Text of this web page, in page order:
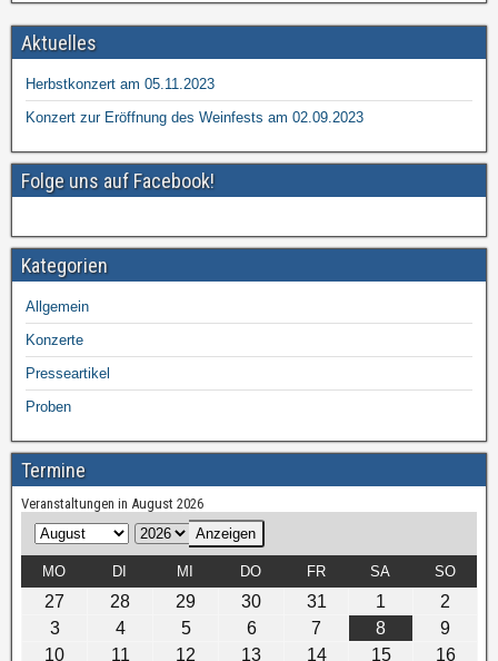
c
e
b
o
o
k
tt
er
e
n
Aktuelles
Herbstkonzert am 05.11.2023
Konzert zur Eröffnung des Weinfests am 02.09.2023
Folge uns auf Facebook!
Kategorien
Allgemein
Konzerte
Presseartikel
Proben
Termine
Veranstaltungen in August 2026
M
n
J
h
MO DI MI DO FR SA SO
27 28 29 30 31 1
2
3
4 5 6 7 8
9
10
11 12 13 14 15 16